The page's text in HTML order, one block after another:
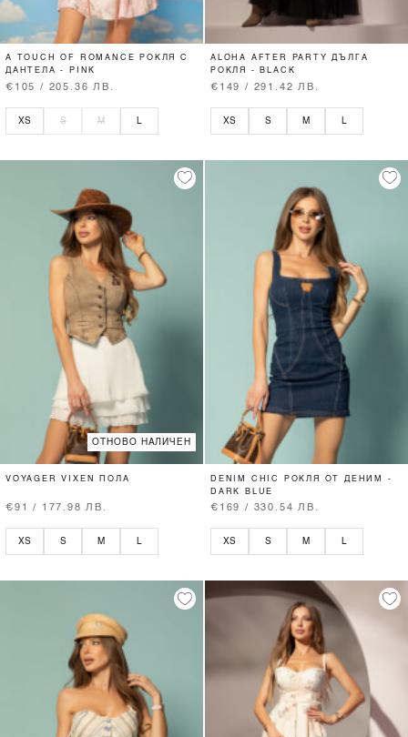
A TOUCH OF ROMANCE РОКЛЯ С
ДАНТЕЛА - PINK
€105 / 205.36 ЛВ.
XS S M
ALOHA AFTER PARTY ДЪЛГА
РОКЛЯ - BLACK
€149 / 291.42 ЛВ.
XS S M
ОТНОВО НАЛИЧЕН
VOYAGER VIXEN ПОЛА
€91 / 177.98 ЛВ.
XS S M L
DENIM CHIC РОКЛЯ ОТ ДЕНИМ -
DARK BLUE
€169 / 330.54 ЛВ.
XS S M L